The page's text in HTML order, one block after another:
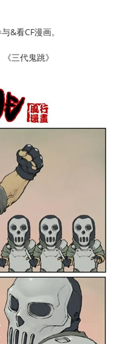
&看CF漫画。
三代鬼跳》